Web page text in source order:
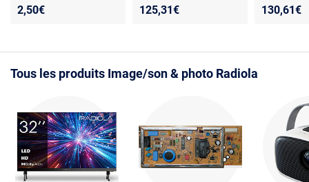
Radiola AWL408 et
2,50€ 125,31€ 130,61€
Tous les produits Image/son & photo Radiola